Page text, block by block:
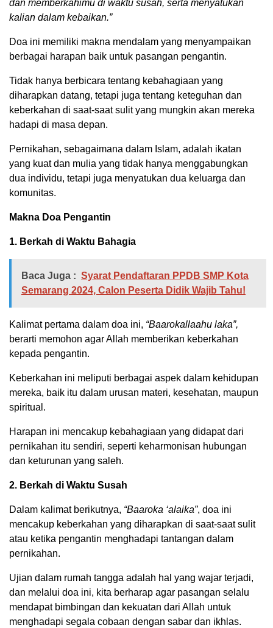
dan memberkahimu di waktu susah, serta menyatukan
kalian dalam kebaikan.”
Doa ini memiliki makna mendalam yang menyampaikan
berbagai harapan baik untuk pasangan pengantin.
Tidak hanya berbicara tentang kebahagiaan yang
diharapkan datang, tetapi juga tentang keteguhan dan
keberkahan di saat-saat sulit yang mungkin akan mereka
hadapi di masa depan.
Pernikahan, sebagaimana dalam Islam, adalah ikatan
yang kuat dan mulia yang tidak hanya menggabungkan
dua individu, tetapi juga menyatukan dua keluarga dan
komunitas.
Makna Doa Pengantin
1. Berkah di Waktu Bahagia
Baca Juga : Syarat Pendaftaran PPDB SMP Kota
Semarang 2024, Calon Peserta Didik Wajib Tahu!
Kalimat pertama dalam doa ini, “Baarokallaahu laka”,
berarti memohon agar Allah memberikan keberkahan
kepada pengantin.
Keberkahan ini meliputi berbagai aspek dalam kehidupan
mereka, baik itu dalam urusan materi, kesehatan, maupun
spiritual.
Harapan ini mencakup kebahagiaan yang didapat dari
pernikahan itu sendiri, seperti keharmonisan hubungan
dan keturunan yang saleh.
2. Berkah di Waktu Susah
Dalam kalimat berikutnya, “Baaroka ‘alaika”, doa ini
mencakup keberkahan yang diharapkan di saat-saat sulit
atau ketika pengantin menghadapi tantangan dalam
pernikahan.
Ujian dalam rumah tangga adalah hal yang wajar terjadi,
dan melalui doa ini, kita berharap agar pasangan selalu
mendapat bimbingan dan kekuatan dari Allah untuk
menghadapi segala cobaan dengan sabar dan ikhlas.